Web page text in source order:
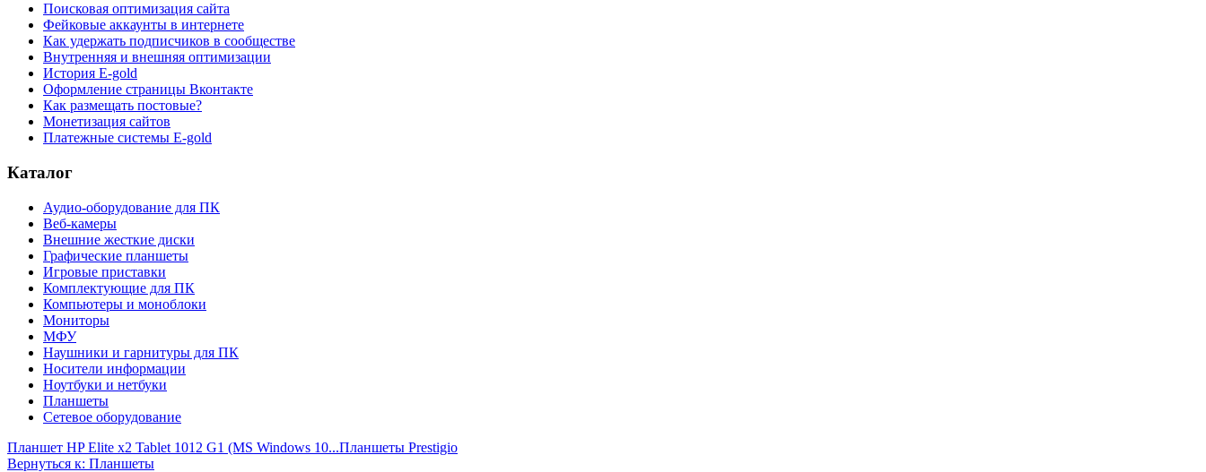
Поисковая оптимизация сайта
Фейковые аккаунты в интернете
Как удержать подписчиков в сообществе
Внутренняя и внешняя оптимизации
История E-gold
Оформление страницы Вконтакте
Как размещать постовые?
Монетизация сайтов
Платежные системы E-gold
Каталог
Аудио-оборудование для ПК
Веб-камеры
Внешние жесткие диски
Графические планшеты
Игровые приставки
Комплектующие для ПК
Компьютеры и моноблоки
Мониторы
МФУ
Наушники и гарнитуры для ПК
Носители информации
Ноутбуки и нетбуки
Планшеты
Сетевое оборудование
Планшет HP Elite x2 Tablet 1012 G1 (MS Windows 10...Планшеты Prestigio
Вернуться к: Планшеты